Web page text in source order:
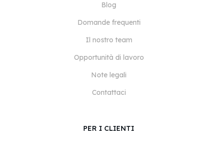
Blog
Domande frequenti
Il nostro team
Opportunità di lavoro
Note legali
Contattaci
PER I CLIENTI